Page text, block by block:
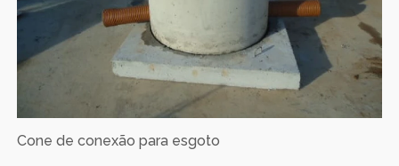
Cone de conexão para esgoto